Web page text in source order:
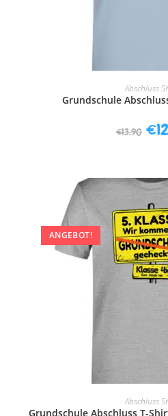
AUSFÜHRUNG
Abschluss
Grundschule
€13,90 €
ANGEBOT!
AUSFÜHRUNG
Abschluss
Grundschule Abschluss T-